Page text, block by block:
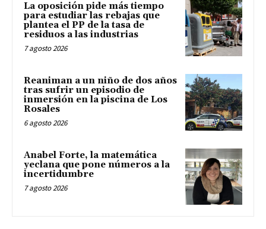
La oposición pide más tiempo
para estudiar las rebajas que
plantea el PP de la tasa de
residuos a las industrias
7 agosto 2026
Reaniman a un niño de dos años
tras sufrir un episodio de
inmersión en la piscina de Los
Rosales
6 agosto 2026
Anabel Forte, la matemática
yeclana que pone números a la
incertidumbre
7 agosto 2026